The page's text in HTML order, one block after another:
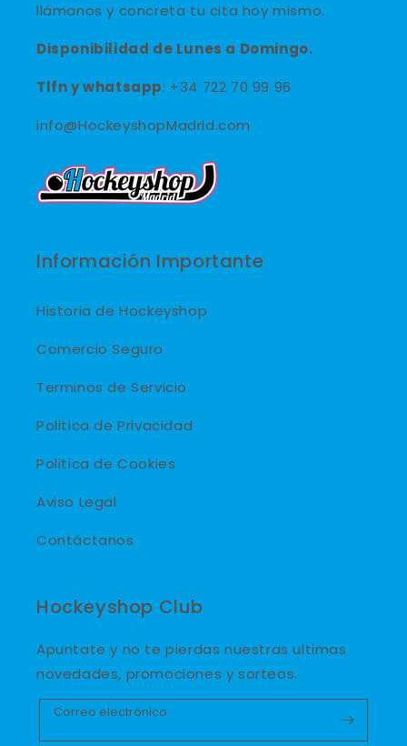
llámanos y concreta tu cita hoy mismo.
Disponibilidad de Lunes a Domingo.
Tlfn ywhatsapp: +34 722 70 99 96
info@HockeyshopMadrid.com
Información Importante
Historia de Hockeyshop
Comercio Seguro
Terminos de Servicio
Politica de Privacidad
Politica de Cookies
Aviso Legal
Contáctanos
Hockeyshop Club
Apuntate y no te pierdas nuestras ultimas
novedades, promociones y sorteos.
Correo electrónico